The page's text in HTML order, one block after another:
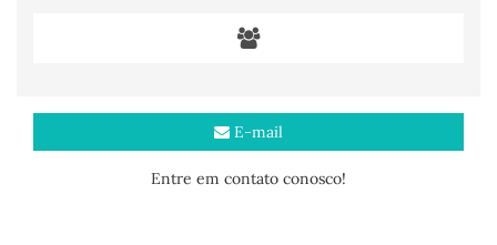
E-mail
Entre em contato conosco!